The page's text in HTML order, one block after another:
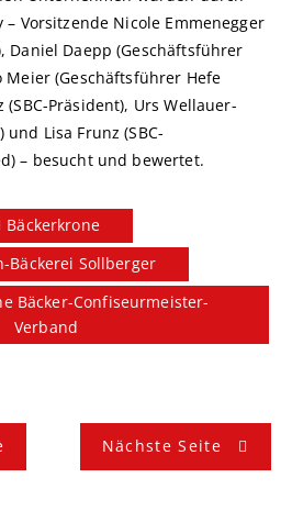
Vorsitzende Nicole Emmenegger
Daniel Daepp (Geschäftsführer
Meier (Geschäftsführer Hefe
(SBC-Präsident), Urs Wellauer-
und Lisa Frunz (SBC-
– besucht und bewertet.
Bäckerkrone
Bäckerei Sollberger
Bäcker-Confiseurmeister-
Verband
Nächste Seite